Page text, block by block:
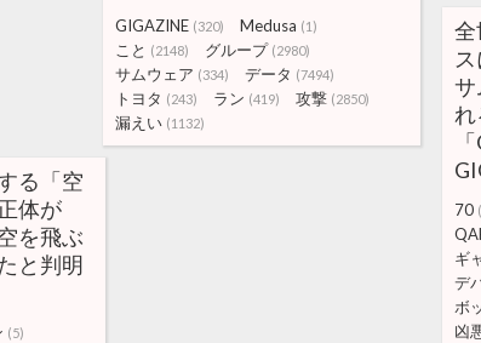
GIGAZINE (320) Medusa (1)
こと (2148) グループ (2980)
サムウェア (334) データ (7494)
トヨタ (243) ラン (419) 攻撃 (2850)
漏えい (1132)
全
サ
70
ギ
デ
ボ
凶
る「空
体が
を飛ぶ
と判明
(5)